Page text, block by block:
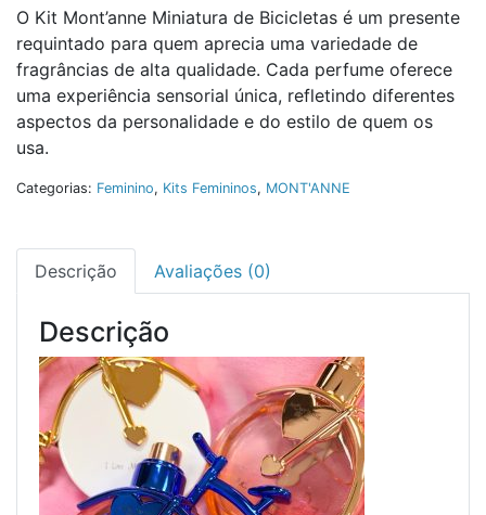
O Kit Mont’anne Miniatura de Bicicletas é um presente
requintado para quem aprecia uma variedade de
fragrâncias de alta qualidade. Cada perfume oferece
uma experiência sensorial única, refletindo diferentes
aspectos da personalidade e do estilo de quem os
usa.
Categorias: Feminino, Kits Femininos, MONT'ANNE
Descrição Avaliações (0)
Descrição